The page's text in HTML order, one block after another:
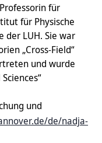
für
für Physische
der LUH. Sie war
„Cross-Field“
und wurde
und
de/nadja-